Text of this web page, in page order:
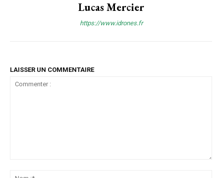
Lucas Mercier
https://www.idrones.fr
LAISSER UN COMMENTAIRE